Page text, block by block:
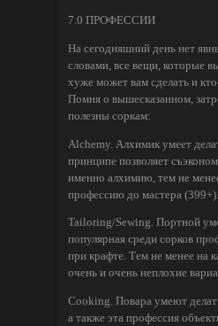
7.0 ПРОФЕССИИ
На сегодняшний день нет
словами, все вещи, которые
хуже может вам сделать и
Помня о вышесказанном,
полезны соркам:
Alchemy. Алхимик умеет
принципе позволяет
именно алхимию, тем не
профессию до мастера
Tailoring/Sewing. Портной
популярная среди сорков
при крафте. Тем не менее на
очень и очень неплохие
Cooking. Повара умеют
а также эта профессия